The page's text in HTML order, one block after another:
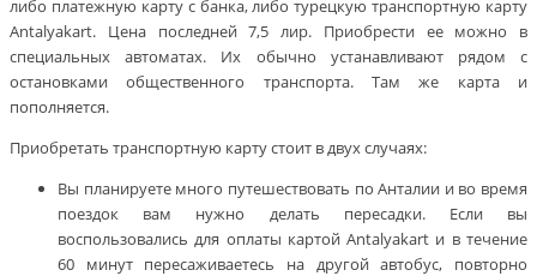
либо платежную карту с банка, либо турецкую транспортную карту
Antalyakart. Цена последней 7,5 лир. Приобрести ее можно в
специальных автоматах. Их обычно устанавливают рядом с
остановками общественного транспорта. Там же карта и
пополняется.
Приобретать транспортную карту стоит в двух случаях:
Вы планируете много путешествовать по Анталии и во время
поездок вам нужно делать пересадки. Если вы
воспользовались для оплаты картой Antalyakart и в течение
60 минут пересаживаетесь на другой автобус, повторно